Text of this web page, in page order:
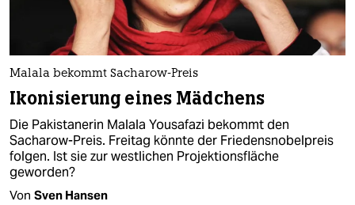
Malala bekommt Sacharow-Preis
Ikonisierung eines Mädchens
Die Pakistanerin Malala Yousafazi bekommt den
Sacharow-Preis. Freitag könnte der Friedensnobelpreis
folgen. Ist sie zur westlichen Projektionsfläche
geworden?
Von Sven Hansen